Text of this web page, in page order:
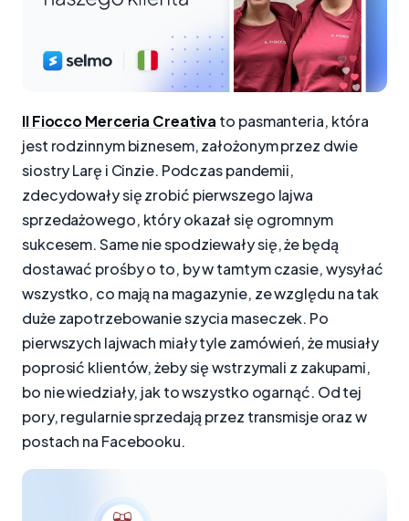
Il Fiocco Merceria Creativa to pasmanteria, która
jest rodzinnym biznesem, założonym przez dwie
siostry Larę i Cinzie. Podczas pandemii,
zdecydowały się zrobić pierwszego lajwa
sprzedażowego, który okazał się ogromnym
sukcesem. Same nie spodziewały się, że będą
dostawać prośby o to, by w tamtym czasie, wysyłać
wszystko, co mają na magazynie, ze względu na tak
duże zapotrzebowanie szycia maseczek. Po
pierwszych lajwach miały tyle zamówień, że musiały
poprosić klientów, żeby się wstrzymali z zakupami,
bo nie wiedziały, jak to wszystko ogarnąć. Od tej
pory, regularnie sprzedają przez transmisje oraz w
postach na Facebooku.